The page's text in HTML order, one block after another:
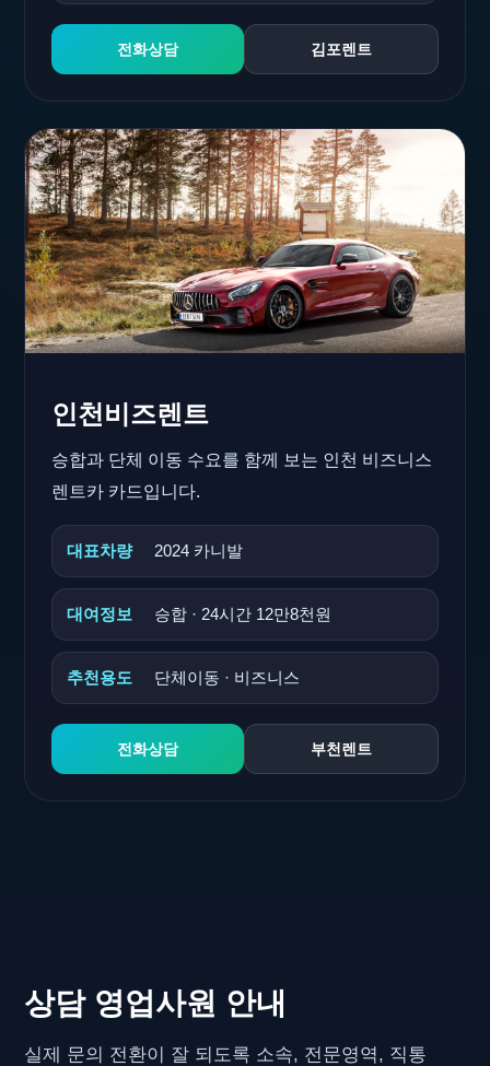
전화상담 김포렌트
인천비즈렌트
승합과 단체 이동 수요를 함께 보는 인천 비즈니스
렌트카 카드입니다.
대표차량 2024 카니발
대여정보 승합 · 24시간 12만8천원
추천용도 단체이동 · 비즈니스
전화상담 부천렌트
상담 영업사원 안내
실제 문의 전환이 잘 되도록 소속, 전문영역, 직통